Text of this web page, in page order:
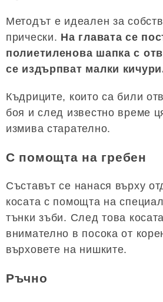
Методът е идеален за
прически. На главата се
полиетиленова шапка с
се издърпват малки
Къдриците, които са били
боя и след известно време
измива старателно.
С помощта на гребен
Съставът се нанася върху
косата с помощта на
тънки зъби. След това
внимателно в посока от
върховете на нишките.
Ръчно